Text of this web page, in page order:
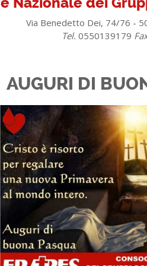
Via Benedetto Dei, 74/76 -
Tel. 0550139179
AUGURI DI